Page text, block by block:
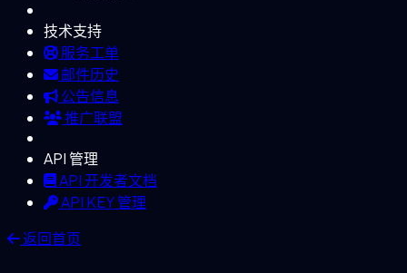
技术支持
服务工单
邮件历史
公告信息
推广联盟
API 管理
API 开发者文档
API KEY 管理
返回首页